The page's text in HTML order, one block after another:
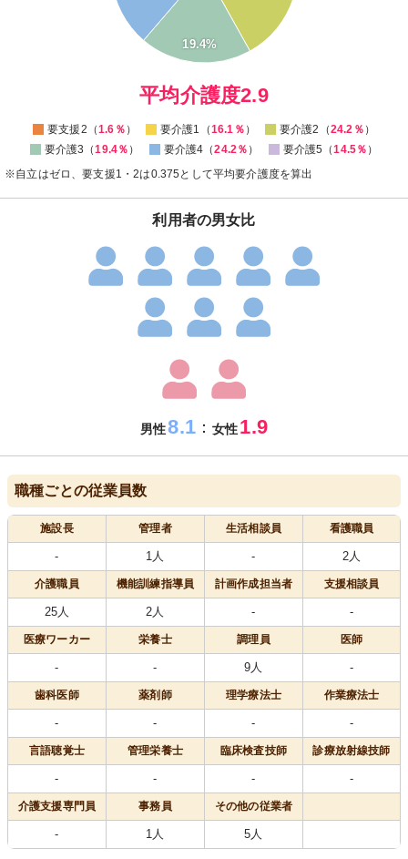
19.4%
0
平均介護度2.9
要支援2（1.6％ ） 要介護1（16.1％ ） 要介護2（24.2％ ）
要介護3（19.4％ ） 要介護4（24.2％ ） 要介護5（14.5％ ）
※自立はゼロ、要支援1・2は0.375として平均要介護度を算出
利用者の男女比
男性8.1：女性1.9
職種ごとの従業員数
施設長 管理者 生活相談員 看護職員
- 1人 - 2人
介護職員 機能訓練指導員 計画作成担当者 支援相談員
25人 2人 - -
医療ワーカー 栄養士 調理員 医師
- - 9人 -
歯科医師 薬剤師 理学療法士 作業療法士
- - - -
言語聴覚士 管理栄養士 臨床検査技師 診療放射線技師
- - - -
介護支援専門員 事務員 その他の従業者
- 1人 5人